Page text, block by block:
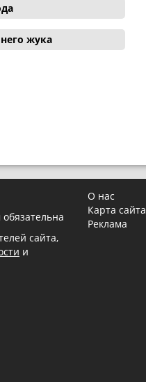
жука
обязательна
сайта,
и
О нас
Карта сайта
Реклама